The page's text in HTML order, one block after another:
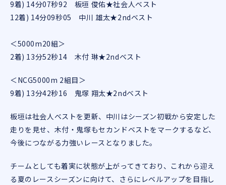
9着) 14分07秒92 板垣 俊佑★社会人ベスト
12着) 14分09秒05 中川 雄太★2ndベスト
＜5000m20組＞
2着) 13分52秒14 木付 琳★2ndベスト
＜NCG5000m 2組目＞
9着) 13分42秒16 鬼塚 翔太★2ndベスト
板垣は社会人ベストを更新、中川はシーズン初戦から安定した
走りを見せ、木付・鬼塚もセカンドベストをマークするなど、
今後につながる力強いレースとなりました。
チームとしても着実に状態が上がってきており、これから迎え
る夏のレースシーズンに向けて、さらにレベルアップを目指し